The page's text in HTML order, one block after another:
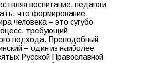
воспитание, педагоги
что формирование
человека – это сугубо
требующий
подхода. Преподобный
– один из наиболее
Русской Православной